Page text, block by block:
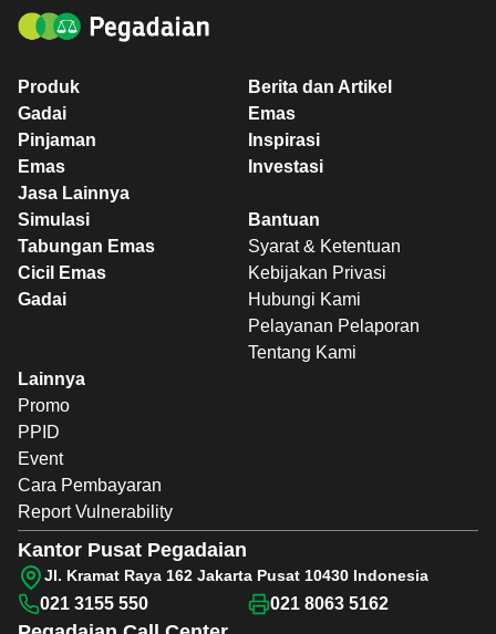
Produk
Gadai
Pinjaman
Emas
Jasa Lainnya
Berita dan Artikel
Emas
Inspirasi
Investasi
Simulasi
Tabungan Emas
Cicil Emas
Gadai
Bantuan
Syarat & Ketentuan
Kebijakan Privasi
Hubungi Kami
Pelayanan Pelaporan
Tentang Kami
Lainnya
Promo
PPID
Event
Cara Pembayaran
Report Vulnerability
Kantor Pusat Pegadaian
Jl. Kramat Raya 162 Jakarta Pusat 10430 Indonesia
021 3155 550 021 8063 5162